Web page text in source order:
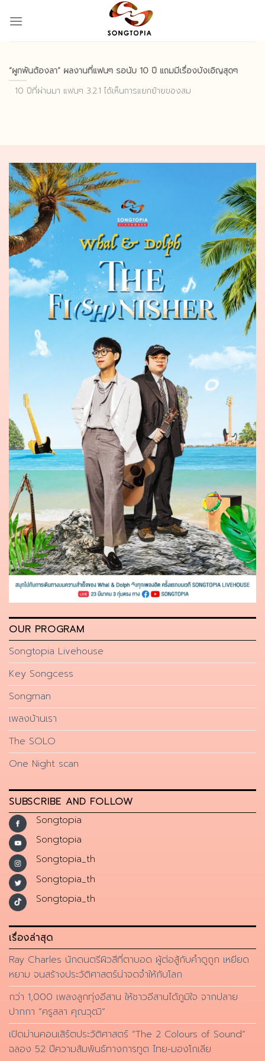
“ผูกพันต้องลา” ผลงานที่แฟนๆ รอนับ 10 ปี แถมมีเรื่องบังเอิญสุดๆ
10 ปีที่ผ่านมา แฟนๆ 3.2.1 ได้เห็นการแยกย้ายของสม
OUR PROGRAM
Songtopia Livehouse
Key Songcess
Songman
เพลงบ้านเรา
The SOLO
One Night scan
SUBSCRIBE AND FOLLOW
Songtopia
Songtopia
Songtopia_th
Songtopia_th
Songtopia_th
เรื่องล่าสุด
Ray Charles นักดนตรีผิวสีที่ตาบอด ผู้ต่อสู้กับคำดูถูก เหยียด
หยาม จนสร้างประวัติศาสตร์น่าจดจำให้กับโลก
กว่า 1,000 เพลงลูกทุ่งอีสาน ให้ชาวอีสานได้ภูมิใจ จากปลาย
ปากกา “ครูสลา คุณวุฒิ”
เปิดม่านคอนเสิร์ตประวัติศาสตร์ “The 2 Colours of Sound”
ฉลอง 52 ปีความสัมพันธ์ทางการทูต ไทย-มองโกเลีย